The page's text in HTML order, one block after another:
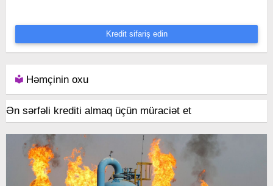
Kredit sifariş edin
Həmçinin oxu
Ən sərfəli krediti almaq üçün müraciət et